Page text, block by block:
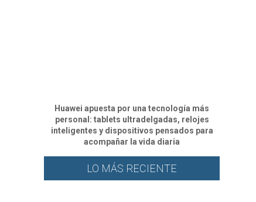
Huawei apuesta por una tecnología más
personal: tablets ultradelgadas, relojes
inteligentes y dispositivos pensados para
acompañar la vida diaria
LO MÁS RECIENTE